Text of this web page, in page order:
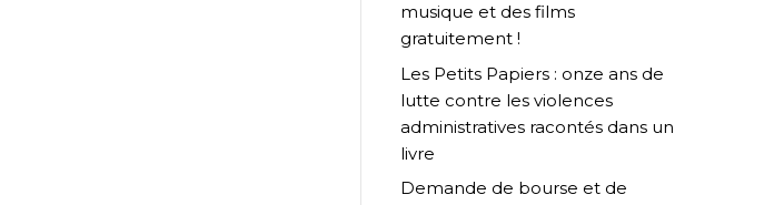
musique et des films
gratuitement !
Les Petits Papiers : onze ans de
lutte contre les violences
administratives racontés dans un
livre
Demande de bourse et de